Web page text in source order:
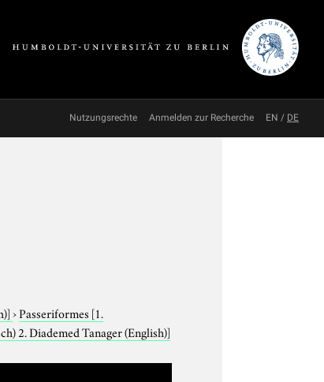
Nutzungsrechte Anmelden zur Recherche EN / DE
›Passeriformes [1.
2. Diademed Tanager (English)]